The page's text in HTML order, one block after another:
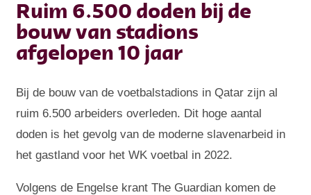
Ruim 6.500 doden bij de
bouw van stadions
afgelopen 10 jaar
Bij de bouw van de voetbalstadions in Qatar zijn al
ruim 6.500 arbeiders overleden. Dit hoge aantal
doden is het gevolg van de moderne slavenarbeid in
het gastland voor het WK voetbal in 2022.
Volgens de Engelse krant The Guardian komen de